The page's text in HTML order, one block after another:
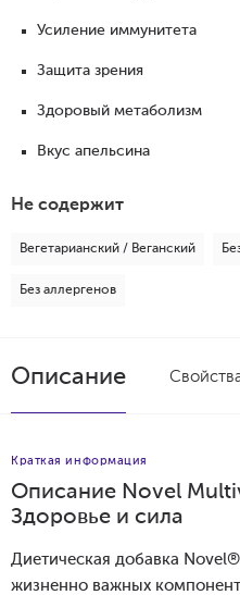
Усиление иммунитета
Защита зрения
Здоровый метаболизм
Вкус апельсина
Не содержит
Вегетарианский / Веганский
Без аллергенов
Описание
Краткая информация
Описание Novel
Здоровье и сила
Диетическая добавка
жизненно важных